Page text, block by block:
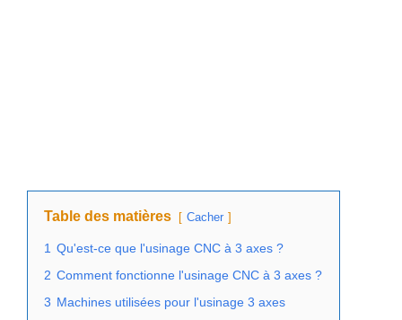
Table des matières Cacher
1 Qu'est-ce que l'usinage CNC à 3 axes ?
2 Comment fonctionne l'usinage CNC à 3 axes ?
3 Machines utilisées pour l'usinage 3 axes